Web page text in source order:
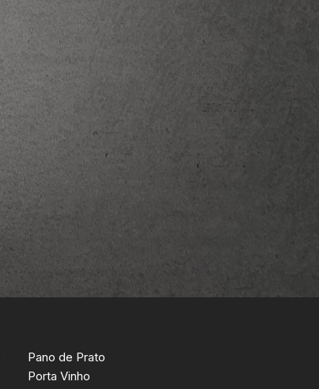
Pano de Prato
Porta Vinho